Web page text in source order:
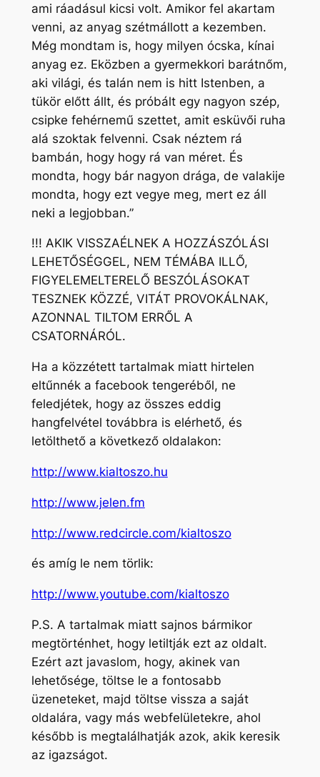
ami ráadásul kicsi volt. Amikor fel akartam
venni, az anyag szétmállott a kezemben.
Még mondtam is, hogy milyen ócska, kínai
anyag ez. Eközben a gyermekkori barátnőm,
aki világi, és talán nem is hitt Istenben, a
tükör előtt állt, és próbált egy nagyon szép,
csipke fehérnemű szettet, amit esküvői ruha
alá szoktak felvenni. Csak néztem rá
bambán, hogy hogy rá van méret. És
mondta, hogy bár nagyon drága, de valakije
mondta, hogy ezt vegye meg, mert ez áll
neki a legjobban.”
!!! AKIK VISSZAÉLNEK A HOZZÁSZÓLÁSI
LEHETŐSÉGGEL, NEM TÉMÁBA ILLŐ,
FIGYELEMELTERELŐ BESZÓLÁSOKAT
TESZNEK KÖZZÉ, VITÁT PROVOKÁLNAK,
AZONNAL TILTOM ERRŐL A
CSATORNÁRÓL.
Ha a közzétett tartalmak miatt hirtelen
eltűnnék a facebook tengeréből, ne
feledjétek, hogy az összes eddig
hangfelvétel továbbra is elérhető, és
letölthető a következő oldalakon:
http://www.kialtoszo.hu
http://www.jelen.fm
http://www.redcircle.com/kialtoszo
és amíg le nem törlik:
http://www.youtube.com/kialtoszo
P.S. A tartalmak miatt sajnos bármikor
megtörténhet, hogy letiltják ezt az oldalt.
Ezért azt javaslom, hogy, akinek van
lehetősége, töltse le a fontosabb
üzeneteket, majd töltse vissza a saját
oldalára, vagy más webfelületekre, ahol
később is megtalálhatják azok, akik keresik
az igazságot.